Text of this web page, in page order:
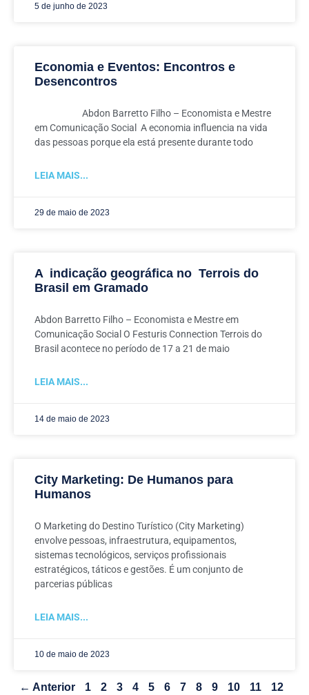
5 de junho de 2023
Economia e Eventos: Encontros e
Desencontros
Abdon Barretto Filho – Economista e Mestre
em Comunicação Social A economia influencia na vida
das pessoas porque ela está presente durante todo
LEIA MAIS...
29 de maio de 2023
A indicação geográfica no Terrois do
Brasil em Gramado
Abdon Barretto Filho – Economista e Mestre em
Comunicação Social O Festuris Connection Terrois do
Brasil acontece no período de 17 a 21 de maio
LEIA MAIS...
14 de maio de 2023
City Marketing: De Humanos para
Humanos
O Marketing do Destino Turístico (City Marketing)
envolve pessoas, infraestrutura, equipamentos,
sistemas tecnológicos, serviços profissionais
estratégicos, táticos e gestões. É um conjunto de
parcerias públicas
LEIA MAIS...
10 de maio de 2023
← Anterior 1 2 3 4 5 6 7 8 9 10 11 12